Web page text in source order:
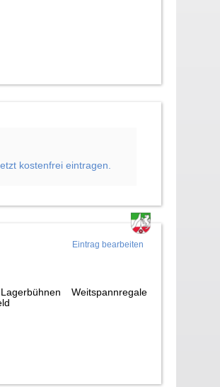
kostenfrei eintragen.
Eintrag bearbeiten
Weitspannregale